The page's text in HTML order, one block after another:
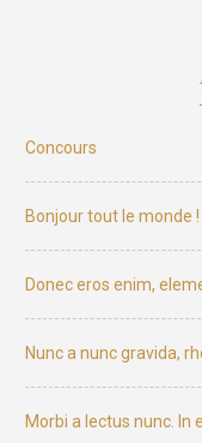
Concours
Bonjour tout le monde !
Donec eros enim,
Nunc a nunc gravida,
Morbi a lectus nunc. In